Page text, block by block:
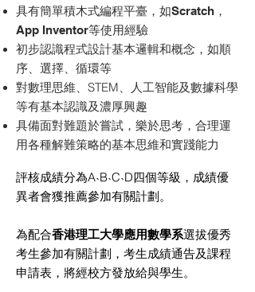
具有簡單積木式編程平臺，如Scratch，
App Inventor等使用經驗
初步認識程式設計基本邏輯和概念，如順
序、選擇、循環等
對數理思維、STEM、人工智能及數據科學
等有基本認識及濃厚興趣
具備面對難題於嘗試，樂於思考，合理運
用各種解難策略的基本思維和實踐能力
評核成績分為A˴B˴C˴D四個等級，成績優
異者會獲推薦參加有關計劃。
為配合香港理工大學應用數學系選拔優秀
考生參加有關計劃，考生成績通告及課程
申請表，將經校方發放給與學生。